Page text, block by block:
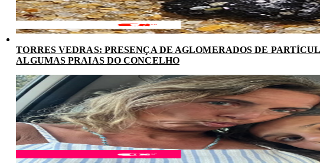
TORRES VEDRAS: PRESENÇA DE AGLOMERADOS DE
ALGUMAS PRAIAS DO CONCELHO